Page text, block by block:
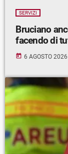
SERVIZI
Bruciano
facendo di
today 6 AGOSTO 2026